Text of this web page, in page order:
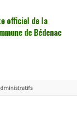
officiel de la
de Bédenac